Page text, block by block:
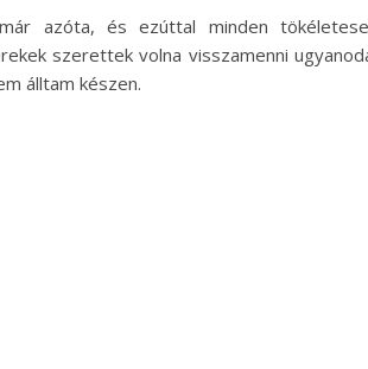
azóta, és ezúttal minden
szerettek volna visszamenni
álltam készen.